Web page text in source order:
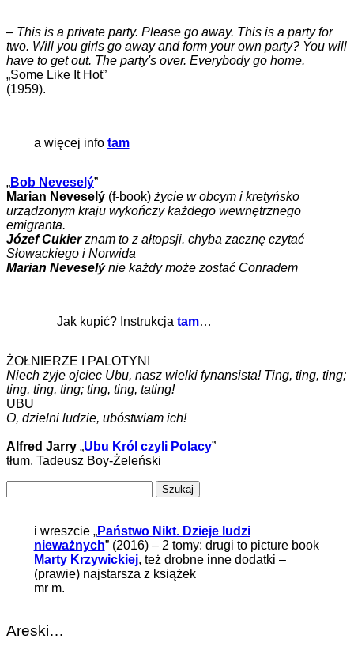
– This is a private party. Please go away. This is a party for
two. Will you girls go away and form your own party? You will
have to get out. The party's over. Everybody go home.
„Some Like It Hot”
(1959).
a więcej info tam
„Bob Neveselý”
Marian Neveselý (f-book) życie w obcym i kretyńsko
urządzonym kraju wykończy każdego wewnętrznego
emigranta.
Józef Cukierznam to z ałtopsji. chyba zacznę czytać
Słowackiego i Norwida
Marian Neveselýnie każdy może zostać Conradem
Jak kupić? Instrukcja tam…
ŻOŁNIERZE I PALOTYNI
Niech żyje ojciec Ubu, nasz wielki fynansista! Ting, ting, ting;
ting, ting, ting; ting, ting, tating!
UBU
O, dzielni ludzie, ubóstwiam ich!
Alfred Jarry „Ubu Król czyli Polacy”
tłum. Tadeusz Boy-Żeleński
i wreszcie „Państwo Nikt. Dzieje ludzi
nieważnych” (2016) – 2 tomy: drugi to picture book
Marty Krzywickiej, też drobne inne dodatki –
(prawie) najstarsza z książek
mr m.
Areski…